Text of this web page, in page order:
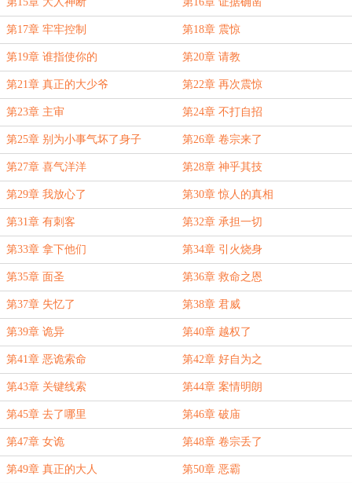
第17章 牢牢控制 第18章 震惊
第19章 谁指使你的 第20章 请教
第21章 真正的大少爷 第22章 再次震惊
第23章 主审 第24章 不打自招
第25章 别为小事气坏了身子 第26章 卷宗来了
第27章 喜气洋洋 第28章 神乎其技
第29章 我放心了 第30章 惊人的真相
第31章 有刺客 第32章 承担一切
第33章 拿下他们 第34章 引火烧身
第35章 面圣 第36章 救命之恩
第37章 失忆了 第38章 君威
第39章 诡异 第40章 越权了
第41章 恶诡索命 第42章 好自为之
第43章 关键线索 第44章 案情明朗
第45章 去了哪里 第46章 破庙
第47章 女诡 第48章 卷宗丢了
第49章 真正的大人 第50章 恶霸